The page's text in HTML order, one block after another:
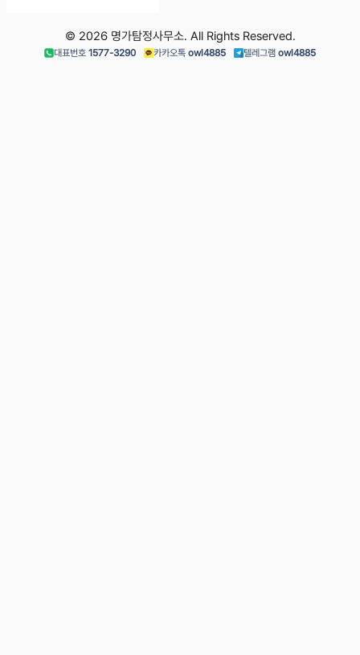
© 2026 명가탐정사무소. All Rights Reserved.
대표번호 1577-3290 카카오톡 owl4885 텔레그램 owl4885